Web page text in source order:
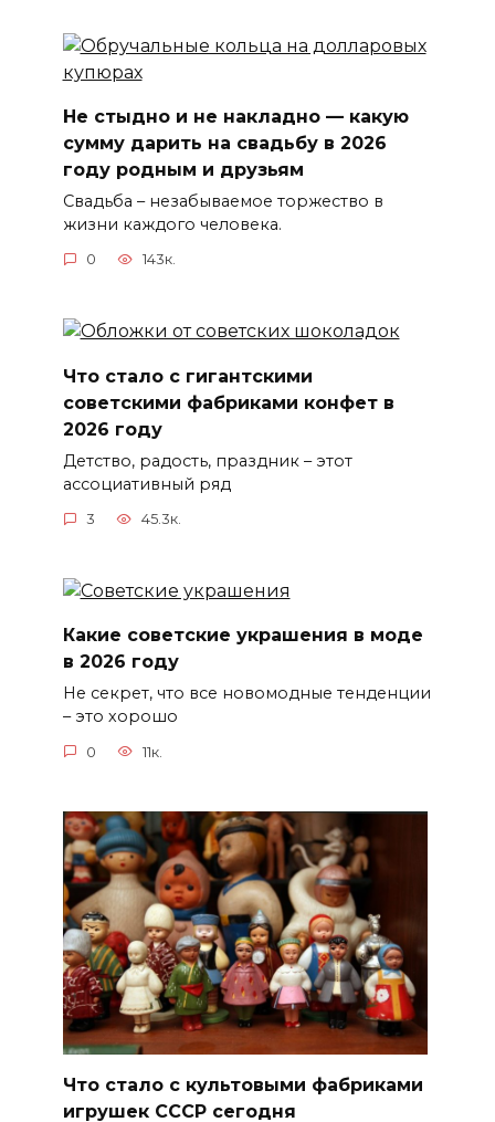
Не стыдно и не накладно — какую
сумму дарить на свадьбу в 2026
году родным и друзьям
Свадьба – незабываемое торжество в
жизни каждого человека.
0 143к.
Что стало с гигантскими
советскими фабриками конфет в
2026 году
Детство, радость, праздник – этот
ассоциативный ряд
3 45.3к.
Какие советские украшения в моде
в 2026 году
Не секрет, что все новомодные тенденции
– это хорошо
0 11к.
Что стало с культовыми фабриками
игрушек СССР сегодня